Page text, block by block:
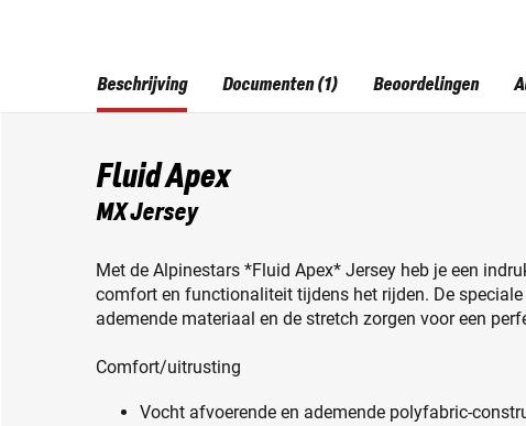
Beschrijving
Fluid Apex
MX Jersey
Met de Alpinestars *Fluid Apex* Jersey heb je een
comfort en functionaliteit tijdens het rijden. De
ademende materiaal en de stretch zorgen voor een
Comfort/uitrusting
Vocht afvoerende en ademende polyfabric-
Documenten (1) Beoordelingen